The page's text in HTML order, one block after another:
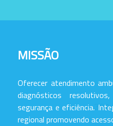
MISSÃO
Oferecer atendimento
diagnósticos
segurança e eficiência.
regional promovendo